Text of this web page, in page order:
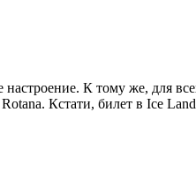
К тому же, для
Кстати, билет в Ice